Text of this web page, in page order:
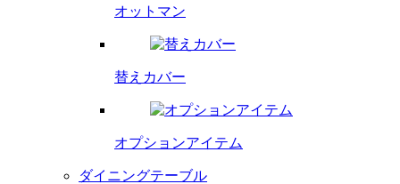
オットマン
替えカバー
オプションアイテム
ダイニングテーブル